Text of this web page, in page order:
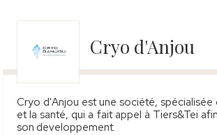
Cryo d'Anjou
Cryo d'Anjou est une société, spécialisée
et la santé, qui a fait appel à Tiers&Tei
son developpement.